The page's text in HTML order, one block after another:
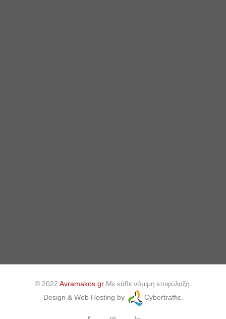
© 2022 Avramakos.grΜε κάθε νόμιμη επιφύλαξη.
Design & Web Hosting by
Cybertraffic.